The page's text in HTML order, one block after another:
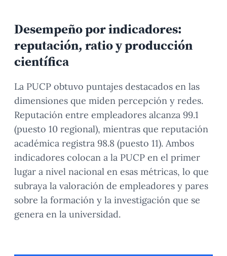
Desempeño por indicadores:
reputación, ratio y producción
científica
La PUCP obtuvo puntajes destacados en las
dimensiones que miden percepción y redes.
Reputación entre empleadores alcanza 99.1
(puesto 10 regional), mientras que reputación
académica registra 98.8 (puesto 11). Ambos
indicadores colocan a la PUCP en el primer
lugar a nivel nacional en esas métricas, lo que
subraya la valoración de empleadores y pares
sobre la formación y la investigación que se
genera en la universidad.